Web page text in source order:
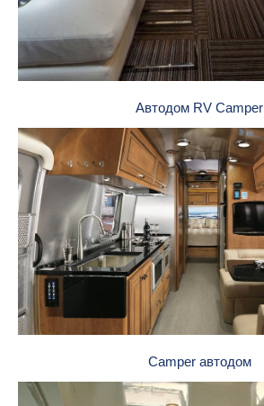
Автодом RV Camper
Camper автодом